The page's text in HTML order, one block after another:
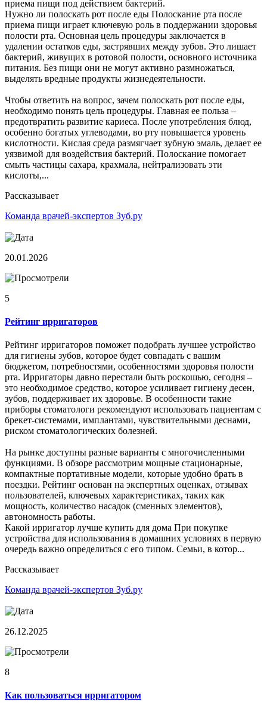
приема пищи под действием бактерий.
Нужно ли полоскать рот после еды Полоскание рта после
приема пищи играет ключевую роль в поддержании здоровья
полости рта. Основная цель процедуры заключается в
удалении остатков еды, застрявших между зубов. Это лишает
бактерий, живущих в ротовой полости, основного источника
питания. Без пищи они не могут активно размножаться,
выделять вредные продукты жизнедеятельности.
Чтобы ответить на вопрос, зачем полоскать рот после еды,
необходимо понять цель процедуры. Главная ее польза –
предотвратить развитие кариеса. После употребления блюд,
особенно богатых углеводами, во рту повышается уровень
кислотности. Кислая среда размягчает зубную эмаль, делает ее
уязвимой для воздействия бактерий. Полоскание помогает
смыть частицы сахара, крахмала, нейтрализовать эти
кислоты,...
Рассказывает
Команда врачей-экспертов Зуб.ру
20.01.2026
5
Рейтинг ирригаторов
Рейтинг ирригаторов поможет подобрать лучшее устройство
для гигиены зубов, которое будет совпадать с вашим
бюджетом, потребностями, особенностями здоровья полости
рта. Ирригаторы давно перестали быть роскошью, сегодня –
это необходимое средство, которое усиливает гигиену десен,
зубов, поддерживает их здоровье. В особенности такие
приборы стоматологи рекомендуют использовать пациентам с
брекет-системами, имплантами, чувствительными деснами,
риском стоматологических болезней.
На рынке доступны разные варианты с многочисленными
функциями. В обзоре рассмотрим мощные стационарные,
компактные портативные модели, которые удобно брать в
поездки. Рейтинг основан на экспертных оценках, отзывах
пользователей, ключевых характеристиках, таких как
мощность, количество насадок (сменных элементов),
автономность работы.
Какой ирригатор лучше купить для дома При покупке
устройства для использования в домашних условиях в первую
очередь важно определиться с его типом. Семьи, в котор...
Рассказывает
Команда врачей-экспертов Зуб.ру
26.12.2025
8
Как пользоваться ирригатором